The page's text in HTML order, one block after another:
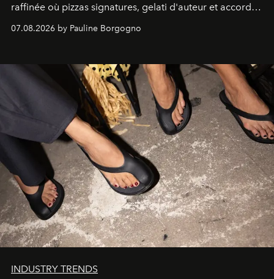
raffinée où pizzas signatures, gelati d'auteur et accords
07.08.2026 by Pauline Borgogno
INDUSTRY TRENDS